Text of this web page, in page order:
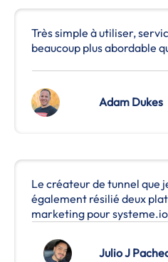
Très simple à utiliser,
beaucoup plus abordable
Adam Dukes
Le créateur de tunnel que
également résilié deux
marketing pour systeme.io
Julio J